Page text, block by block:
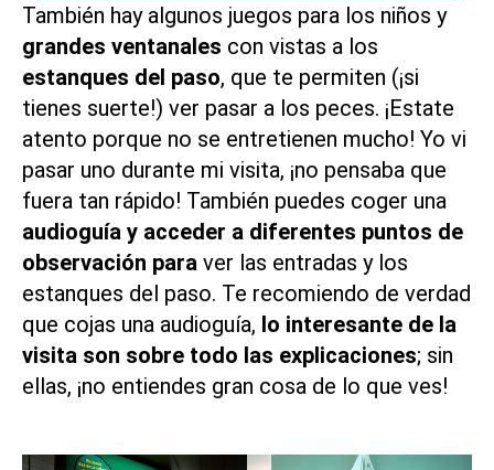
También hay algunos juegos para los niños y
grandes ventanales con vistas a los
estanques del paso, que te permiten (¡si
tienes suerte!) ver pasar a los peces. ¡Estate
atento porque no se entretienen mucho! Yo vi
pasar uno durante mi visita, ¡no pensaba que
fuera tan rápido! También puedes coger una
audioguía y acceder a diferentes puntos de
observación para ver las entradas y los
estanques del paso. Te recomiendo de verdad
que cojas una audioguía, lo interesante de la
visita son sobre todo las explicaciones; sin
ellas, ¡no entiendes gran cosa de lo que ves!